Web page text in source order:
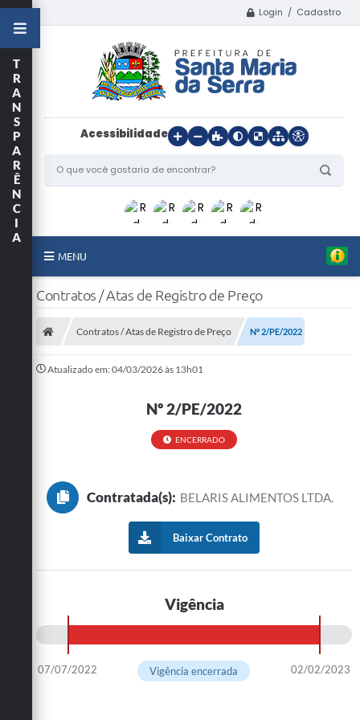
Login / Cadastro
Acessibilidade
MENU
Início
Legislação
Editais
T
R
A
N
S
P
A
R
Ê
N
C
I
A
Contratos / Atas de Registro de Preço
Contratos / Atas de Registro de Preço Nº 2/PE/2022
Atualizado em: 04/03/2026 às 13h01
Nº 2/PE/2022
ENCERRADO
Contratada(s): BELARIS ALIMENTOS LTDA.
Baixar Contrato
Vigência
07/07/2022 02/02/2023
Vigência encerrada